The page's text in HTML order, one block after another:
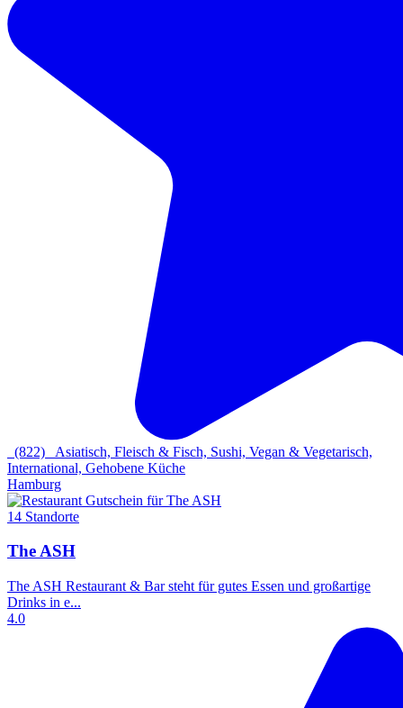
(822) Asiatisch, Fleisch & Fisch, Sushi, Vegan & Vegetarisch,
International, Gehobene Küche
Hamburg
14 Standorte
The ASH
The ASH Restaurant & Bar steht für gutes Essen und großartige
Drinks in e...
4.0